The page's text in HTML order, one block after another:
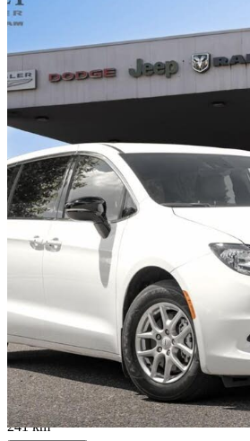
2026 Chrysler Grand Caravan
18 233 km
43 288 $
759 $/mois env.
Surrey, BC
241 km